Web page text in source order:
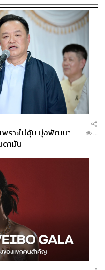
ราะไม่คุ้ม มุ่งพัฒนา
ดามัน
...